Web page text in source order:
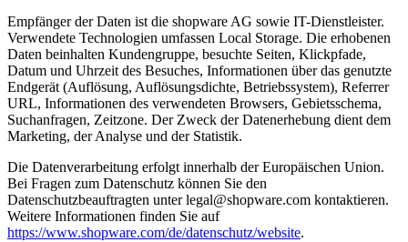
Empfänger der Daten ist die shopware AG sowie IT-Dienstleister.
Verwendete Technologien umfassen Local Storage. Die erhobenen
Daten beinhalten Kundengruppe, besuchte Seiten, Klickpfade,
Datum und Uhrzeit des Besuches, Informationen über das genutzte
Endgerät (Auflösung, Auflösungsdichte, Betriebssystem), Referrer
URL, Informationen des verwendeten Browsers, Gebietsschema,
Suchanfragen, Zeitzone. Der Zweck der Datenerhebung dient dem
Marketing, der Analyse und der Statistik.
Die Datenverarbeitung erfolgt innerhalb der Europäischen Union.
Bei Fragen zum Datenschutz können Sie den
Datenschutzbeauftragten unter legal@shopware.com kontaktieren.
Weitere Informationen finden Sie auf
https://www.shopware.com/de/datenschutz/website.